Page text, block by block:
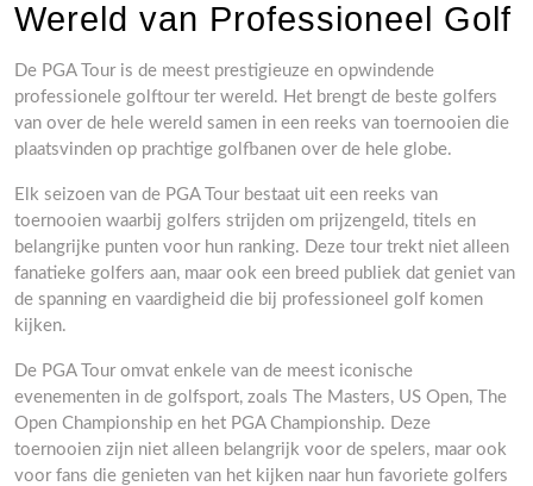
Wereld van Professioneel Golf
De PGA Tour is de meest prestigieuze en opwindende
professionele golftour ter wereld. Het brengt de beste golfers
van over de hele wereld samen in een reeks van toernooien die
plaatsvinden op prachtige golfbanen over de hele globe.
Elk seizoen van de PGA Tour bestaat uit een reeks van
toernooien waarbij golfers strijden om prijzengeld, titels en
belangrijke punten voor hun ranking. Deze tour trekt niet alleen
fanatieke golfers aan, maar ook een breed publiek dat geniet van
de spanning en vaardigheid die bij professioneel golf komen
kijken.
De PGA Tour omvat enkele van de meest iconische
evenementen in de golfsport, zoals The Masters, US Open, The
Open Championship en het PGA Championship. Deze
toernooien zijn niet alleen belangrijk voor de spelers, maar ook
voor fans die genieten van het kijken naar hun favoriete golfers